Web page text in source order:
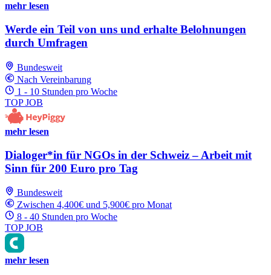
mehr lesen
Werde ein Teil von uns und erhalte Belohnungen
durch Umfragen
Bundesweit
Nach Vereinbarung
1 - 10 Stunden pro Woche
TOP JOB
mehr lesen
Dialoger*in für NGOs in der Schweiz – Arbeit mit
Sinn für 200 Euro pro Tag
Bundesweit
Zwischen 4,400€ und 5,900€ pro Monat
8 - 40 Stunden pro Woche
TOP JOB
mehr lesen